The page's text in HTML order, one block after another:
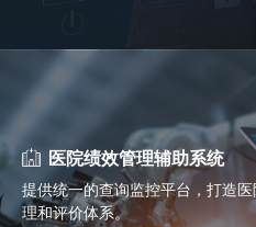
医院绩效管理辅助系统
提供统一的查询监控平台，打造
理和评价体系。